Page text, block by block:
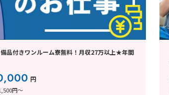
備品付きワンルーム寮無料！月収27万以上★年間
円
円～